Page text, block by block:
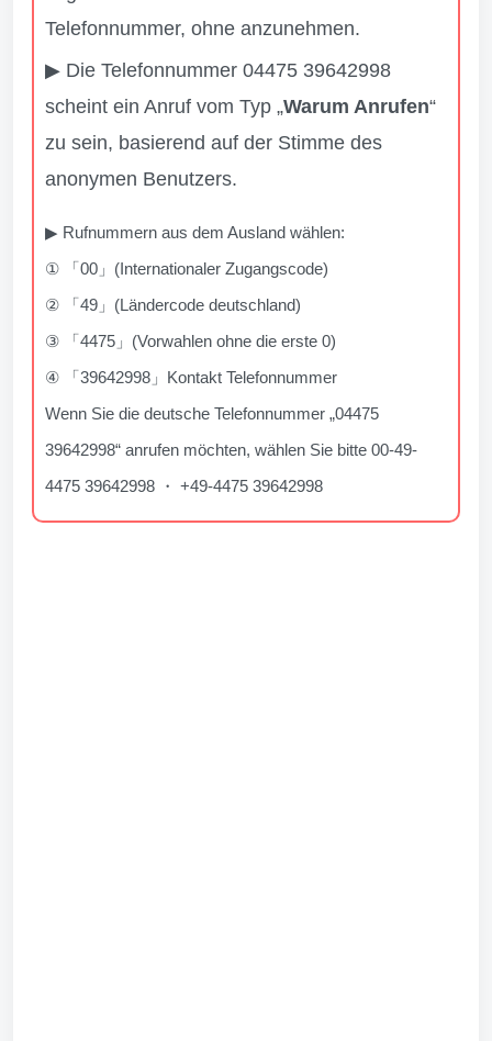
Telefonnummer, ohne anzunehmen.
▶ Die Telefonnummer 04475 39642998
scheint ein Anruf vom Typ „Warum Anrufen“
zu sein, basierend auf der Stimme des
anonymen Benutzers.
▶ Rufnummern aus dem Ausland wählen:
① 「00」(Internationaler Zugangscode)
② 「49」(Ländercode deutschland)
③ 「4475」(Vorwahlen ohne die erste 0)
④ 「39642998」Kontakt Telefonnummer
Wenn Sie die deutsche Telefonnummer „04475
39642998“ anrufen möchten, wählen Sie bitte 00-49-
4475 39642998 ・ +49-4475 39642998